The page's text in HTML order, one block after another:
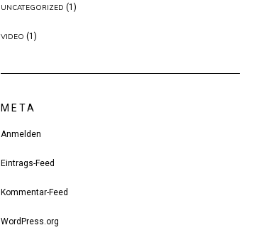
UNCATEGORIZED (1)
VIDEO (1)
META
Anmelden
Eintrags-Feed
Kommentar-Feed
WordPress.org